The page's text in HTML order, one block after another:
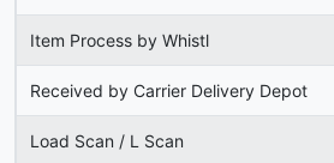
Item Process by Whistl
Received by Carrier Delivery Depot
Load Scan / L Scan